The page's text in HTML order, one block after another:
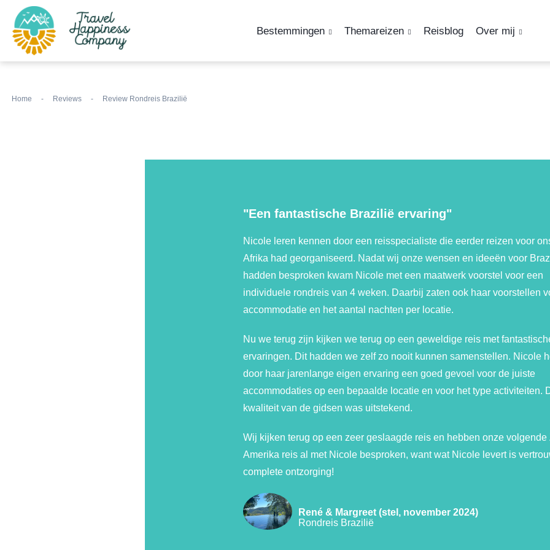
Bestemmingen Themareizen Reisblog Over mij
Home - Reviews - Review Rondreis Brazilië
"Een fantastische Brazilië ervaring"
Nicole leren kennen door een reisspecialiste die eerder reizen voor
Afrika had georganiseerd. Nadat wij onze wensen en ideeën voor
hadden besproken kwam Nicole met een maatwerk voorstel voor een
individuele rondreis van 4 weken. Daarbij zaten ook haar voorstellen
accommodatie en het aantal nachten per locatie.
Nu we terug zijn kijken we terug op een geweldige reis met
ervaringen. Dit hadden we zelf zo nooit kunnen samenstellen. Nicole
door haar jarenlange eigen ervaring een goed gevoel voor de juiste
accommodaties op een bepaalde locatie en voor het type activiteiten.
kwaliteit van de gidsen was uitstekend.
Wij kijken terug op een zeer geslaagde reis en hebben onze volgende
Amerika reis al met Nicole besproken, want wat Nicole levert is
complete ontzorging!
René & Margreet (stel, november 2024)
Rondreis Brazilië